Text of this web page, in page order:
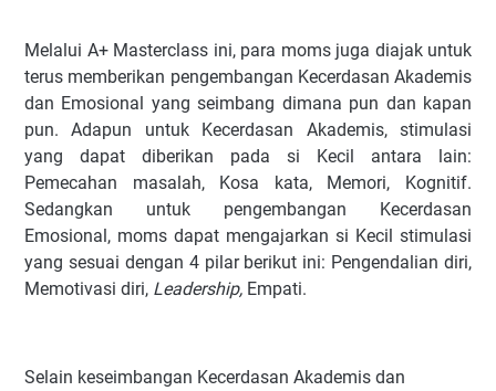
Melalui A+ Masterclass ini, para moms juga diajak untuk
terus memberikan pengembangan Kecerdasan Akademis
dan Emosional yang seimbang dimana pun dan kapan
pun. Adapun untuk Kecerdasan Akademis, stimulasi
yang dapat diberikan pada si Kecil antara lain:
Pemecahan masalah, Kosa kata, Memori, Kognitif.
Sedangkan untuk pengembangan Kecerdasan
Emosional, moms dapat mengajarkan si Kecil stimulasi
yang sesuai dengan 4 pilar berikut ini: Pengendalian diri,
Memotivasi diri, Leadership, Empati.
Selain keseimbangan Kecerdasan Akademis dan